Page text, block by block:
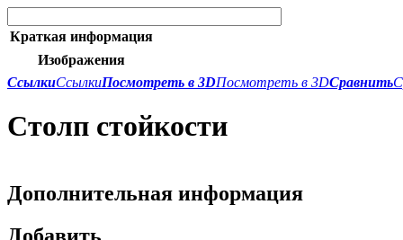
Краткая информация
Изображения
СсылкиСсылкиПосмотреть в 3DПосмотреть в 3DСравнить
Столп стойкости
Дополнительная информация
Добавить